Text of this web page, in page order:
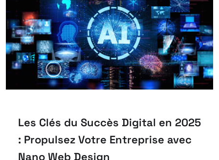
Les Clés du Succès Digital en 2025
: Propulsez Votre Entreprise avec
Nano Web Design